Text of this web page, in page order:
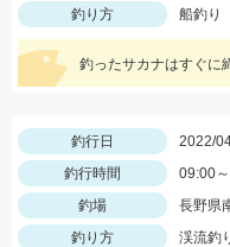
釣り方
船釣り
釣行日
2022/
釣行時間
09:00
釣場
長野県
釣り方
渓流釣